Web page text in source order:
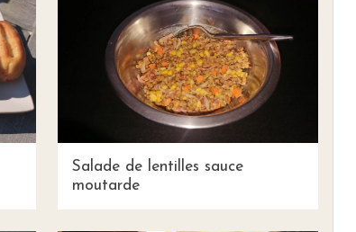
Salade de lentilles sauce
moutarde